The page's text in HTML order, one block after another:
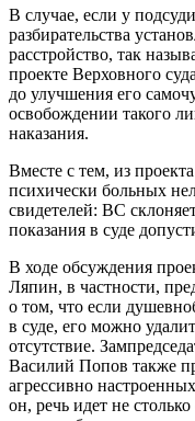
В случае, если у
разбирательства
расстройство, так
проекте Верховного
до улучшения его
освобождении такого
наказания.
Вместе с тем, из
психически больных
свидетелей: ВС
показания в суде
В ходе обсуждения
Ляпин, в частности,
о том, что если
в суде, его можно
отсутствие.
Василий Попов также
агрессивно
он, речь идет не